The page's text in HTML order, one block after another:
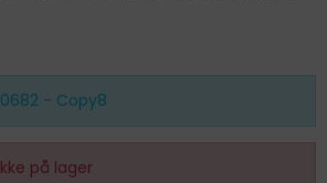
- Copy8
på lager